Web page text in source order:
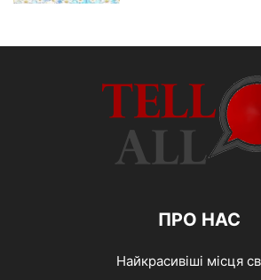
ПРО НАС
Найкрасивіші місця